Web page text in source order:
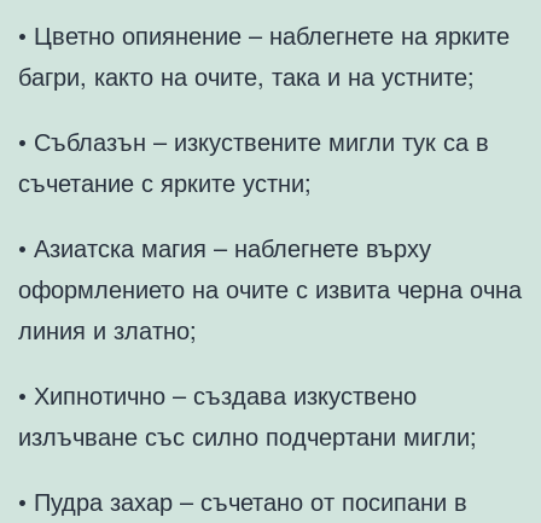
• Цветно опиянение – наблегнете на ярките
багри, както на очите, така и на устните;
• Съблазън – изкуствените мигли тук са в
съчетание с ярките устни;
• Азиатска магия – наблегнете върху
оформлението на очите с извита черна очна
линия и златно;
• Хипнотично – създава изкуствено
излъчване със силно подчертани мигли;
• Пудра захар – съчетано от посипани в